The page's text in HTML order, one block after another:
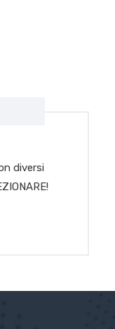
diversi